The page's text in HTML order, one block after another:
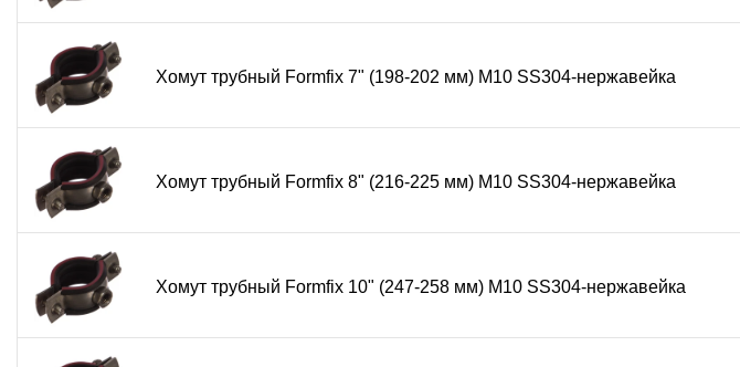
Хомут трубный Formfix 7" (198-202 мм) М10 SS304-нержавейка
Хомут трубный Formfix 8" (216-225 мм) М10 SS304-нержавейка
Хомут трубный Formfix 10" (247-258 мм) М10 SS304-нержавейка